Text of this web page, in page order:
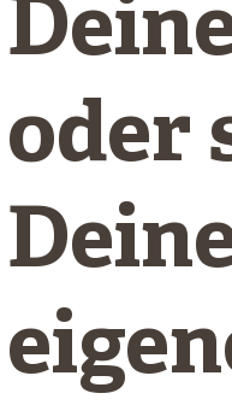
oder